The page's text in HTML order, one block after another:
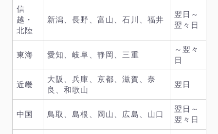
信
越・
北陸
新潟、長野、富山、石川、福井
翌日～
翌々日
東海 愛知、岐阜、静岡、三重
～翌々
日
近畿
大阪、兵庫、京都、滋賀、奈
良、和歌山
翌日
中国 鳥取、島根、岡山、広島、山口
翌日～
翌々日